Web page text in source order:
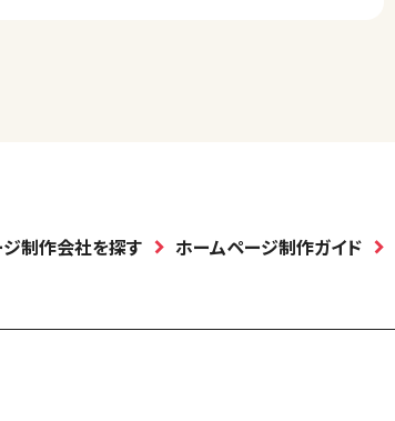
制作会社を探す ホームページ制作ガイド